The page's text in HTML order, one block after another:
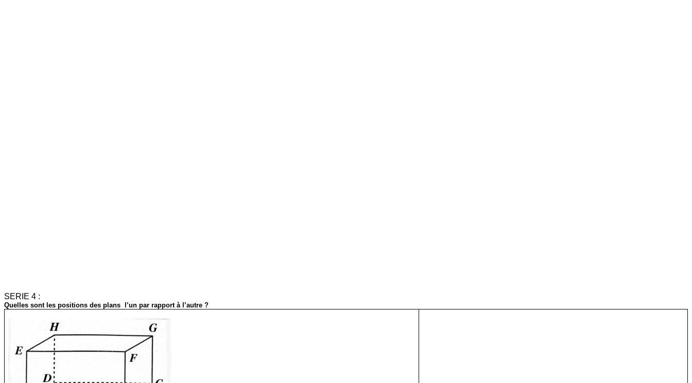
SERIE 4 :
Quelles sont les positions des plans l’un par rapport à l’autre ?